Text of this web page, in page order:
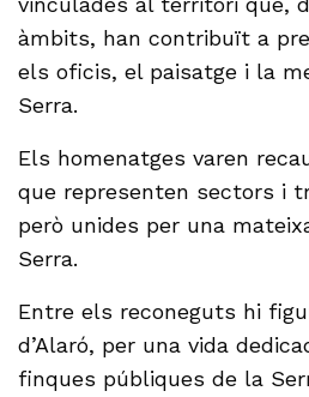
àmbits, han contribuït a
els oficis, el paisatge i la
Serra.
Els homenatges varen
que representen sectors i
però unides per una
Serra.
Entre els reconeguts hi
d’Alaró, per una vida
finques públiques de la